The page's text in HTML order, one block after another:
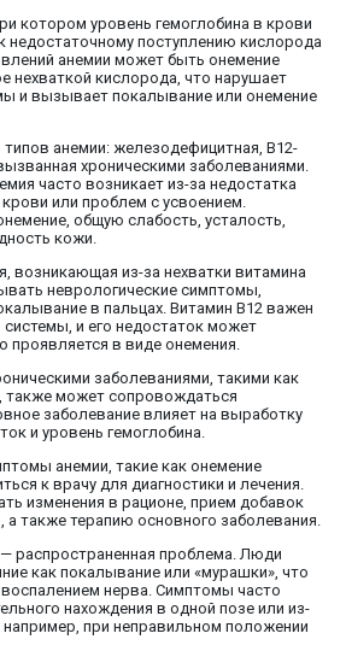
котором уровень гемоглобина в крови
недостаточному поступлению кислорода
анемии может быть онемение
нехваткой кислорода, что нарушает
и вызывает покалывание или онемение
анемии: железодефицитная, В12-
хроническими заболеваниями.
часто возникает из-за недостатка
или проблем с усвоением.
общую слабость, усталость,
кожи.
возникающая из-за нехватки витамина
неврологические симптомы,
в пальцах. Витамин B12 важен
и его недостаток может
в виде онемения.
заболеваниями, такими как
также может сопровождаться
заболевание влияет на выработку
и уровень гемоглобина.
анемии, такие как онемение
к врачу для диагностики и лечения.
изменения в рационе, прием добавок
также терапию основного заболевания.
распространенная проблема. Люди
как покалывание или «мурашки», что
нерва. Симптомы часто
нахождения в одной позе или из-
например, при неправильном положении